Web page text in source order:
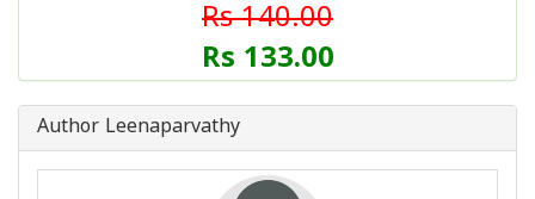
Rs 140.00
Rs 133.00
Author Leenaparvathy